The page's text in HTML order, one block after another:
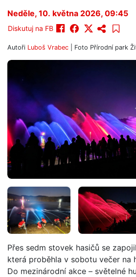
Neděle, 10. května 2026, 09:45
Diskutuj na FB
Autoři Luboš Vrabec | Foto Přírodní park
Přes sedm stovek hasičů se
která proběhla v sobotu večer na
Do mezinárodní akce – světelné